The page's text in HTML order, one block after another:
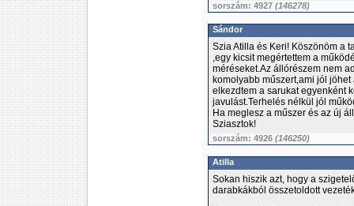
sorszám: 4927 (146278)
Sándor
Szia Atilla és Keri! Köszönöm a
,egy kicsit megértettem a
méréseket.Az állórészem nem
komolyabb műszert,ami jól
elkezdtem a sarukat egyenként
javulást.Terhelés nélkül jól
Ha meglesz a műszer és az új
Sziasztok!
sorszám: 4926 (146250)
Atilla
Sokan hiszik azt, hogy a
darabkákból összetoldott